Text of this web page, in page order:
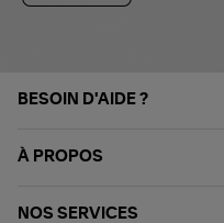
BESOIN D'AIDE ?
À PROPOS
NOS SERVICES